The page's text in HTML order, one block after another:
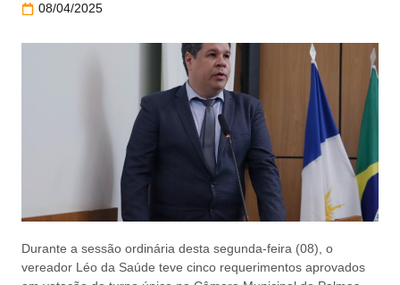
08/04/2025
Durante a sessão ordinária desta segunda-feira (08), o
vereador Léo da Saúde teve cinco requerimentos aprovados